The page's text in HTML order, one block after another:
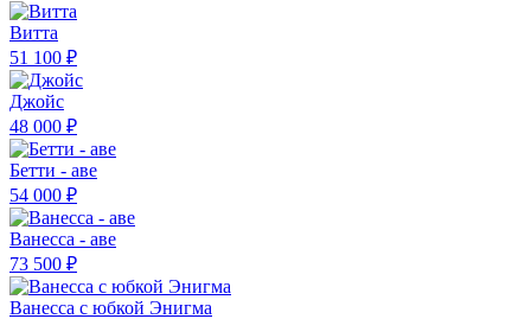
Витта
51 100 ₽
Джойс
48 000 ₽
Бетти - аве
54 000 ₽
Ванесса - аве
73 500 ₽
Ванесса с юбкой Энигма